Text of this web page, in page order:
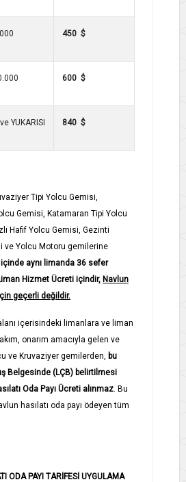
450 $
600 $
YUKARISI 840 $
Tipi Yolcu Gemisi,
Gemisi, Katamaran Tipi Yolcu
Hafif Yolcu Gemisi, Gezinti
ve Yolcu Motoru gemilerine
içinde aynı limanda 36 sefer
Hizmet Ücreti içindir, Navlun
geçerli değildir.
içerisindeki limanlara ve liman
onarım amacıyla gelen ve
ve Kruvaziyer gemilerden, bu
Belgesinde (LÇB) belirtilmesi
Oda Payı Ücreti alınmaz. Bu
hasılatı oda payı ödeyen tüm
ODA PAYI TARİFESİ UYGULAMA